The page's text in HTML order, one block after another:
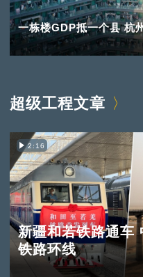
一栋楼GDP抵一个县 杭
超级工程文章
2:16
新疆和若铁路通车
铁路环线